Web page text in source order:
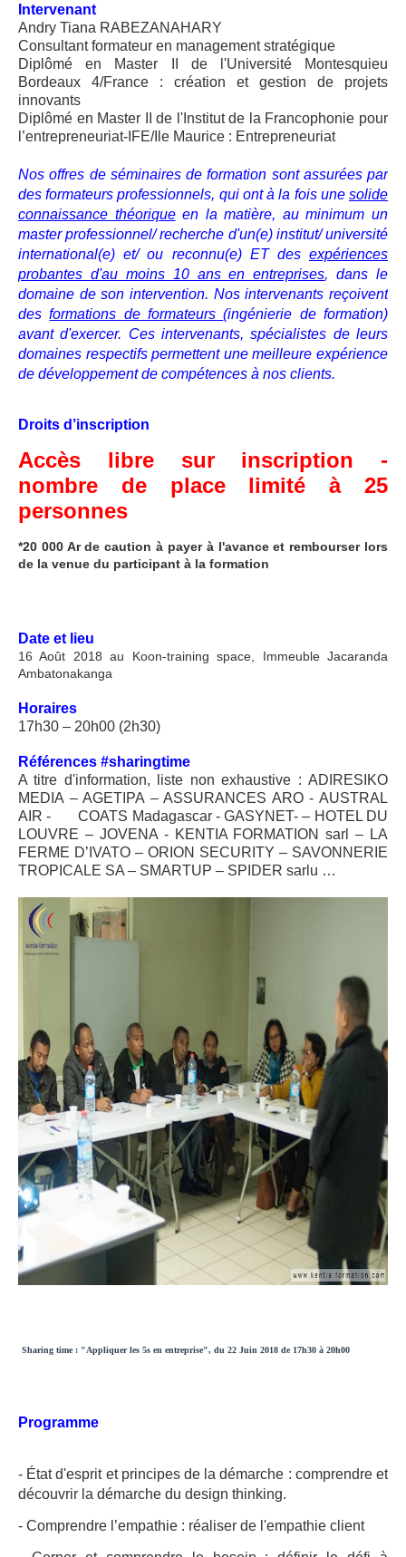
Intervenant
Andry Tiana RABEZANAHARY
Consultant formateur en management stratégique
Diplômé en Master II de l'Université Montesquieu
Bordeaux 4/France : création et gestion de projets
innovants
Diplômé en Master II de l'Institut de la Francophonie pour
l’entrepreneuriat-IFE/Ile Maurice : Entrepreneuriat
Nos offres de séminaires de formation sont assurées par
des formateurs professionnels, qui ont à la fois une solide
connaissance théoriqueen la matière, au minimum un
master professionnel/ recherche d'un(e) institut/ université
international(e) et/ ou reconnu(e) ET des expériences
probantes d'au moins 10 ans en entreprises, dans le
domaine de son intervention. Nos intervenants reçoivent
desformations de formateurs(ingénierie de formation)
avant d'exercer. Ces intervenants, spécialistes de leurs
domaines respectifs permettent une meilleure expérience
de développement de compétences à nos clients.
Droits d’inscription
Accès libre sur inscription -
nombre de place limité à 25
personnes
*20 000 Ar de caution à payer à l'avance et rembourser lors
de la venue du participant à la formation
Date et lieu
16 Août 2018 au Koon-training space, Immeuble Jacaranda
Ambatonakanga
Horaires
17h30 – 20h00 (2h30)
Références #sharingtime
A titre d'information, liste non exhaustive : ADIRESIKO
MEDIA – AGETIPA – ASSURANCES ARO - AUSTRAL
AIR -
COATS Madagascar - GASYNET- – HOTEL DU
LOUVRE – JOVENA - KENTIA FORMATION sarl – LA
FERME D’IVATO – ORION SECURITY – SAVONNERIE
TROPICALE SA – SMARTUP – SPIDER sarlu …
Sharing time : "Appliquer les 5s en entreprise", du 22 Juin 2018 de 17h30 à 20h00
Programme
- État d'esprit et principes de la démarche : comprendre et
découvrir la démarche du design thinking.
- Comprendre l’empathie : réaliser de l'empathie client